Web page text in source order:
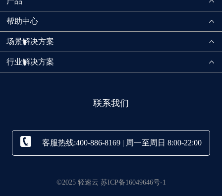
帮助中心
场景解决方案
行业解决方案
联系我们
客服热线:400-886-8169 | 周一至周日 8:00-22:00
©2025 轻速云 苏ICP备16049646号-1